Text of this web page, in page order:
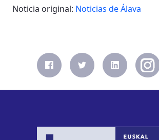
Noticia original: Noticias de Álava